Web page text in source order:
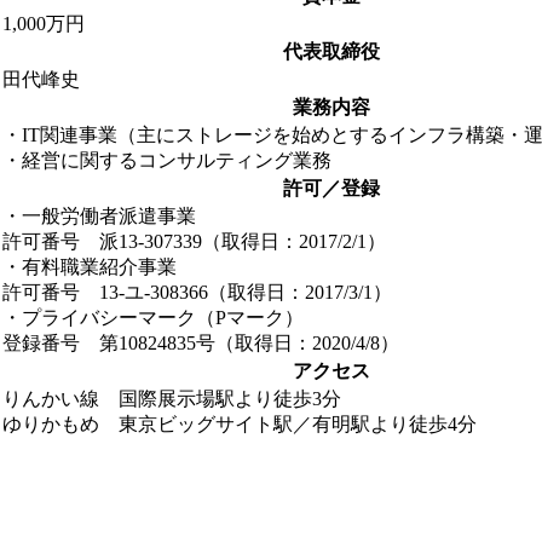
1,000万円
代表取締役
田代峰史
業務内容
・IT関連事業（主にストレージを始めとするインフラ構築・運
・経営に関するコンサルティング業務
許可／登録
・一般労働者派遣事業
許可番号 派13-307339（取得日：2017/2/1）
・有料職業紹介事業
許可番号 13-ユ-308366（取得日：2017/3/1）
・プライバシーマーク（Pマーク）
登録番号 第10824835号（取得日：2020/4/8）
アクセス
りんかい線 国際展示場駅より徒歩3分
ゆりかもめ 東京ビッグサイト駅／有明駅より徒歩4分